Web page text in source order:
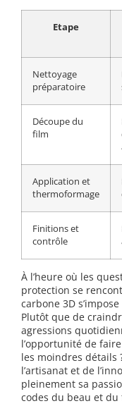
Etape
Nettoyage
préparatoire
Découpe du
film
Application et
thermoformage
Finitions et
contrôle
À l’heure où les
protection se
carbone 3D
Plutôt que de
agressions
l’opportunité de
les moindres détails
l’artisanat et de
pleinement sa
codes du beau et